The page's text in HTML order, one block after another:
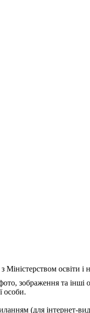
з Міністерством освіти
зображення та
особи.
(для